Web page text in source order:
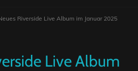
Riverside Live Album im Januar 2025
Live Album